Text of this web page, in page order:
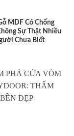
MDF Có Chống
Sự Thật Nhiều
Chưa Biết